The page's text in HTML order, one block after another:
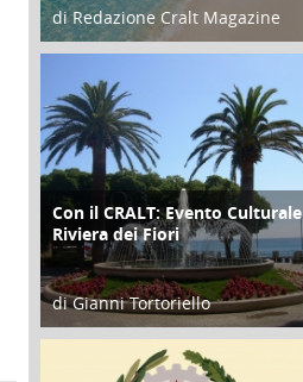
di Redazione Cralt Magazine
25 Giugno 2016
ATTIVITÀ
Con il CRALT: Evento Culturale
Riviera dei Fiori
di Gianni Tortoriello
16 Febbraio 2018